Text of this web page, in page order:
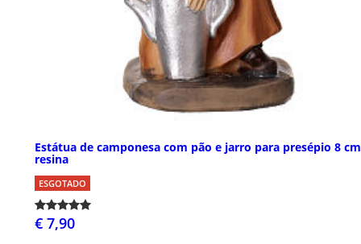
Estátua de camponesa com pão e jarro para presépio 8 cm
resina
ESGOTADO
€ 7,90